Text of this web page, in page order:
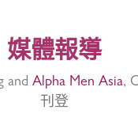
媒體報導
andAlpha Men Asia,
刊登